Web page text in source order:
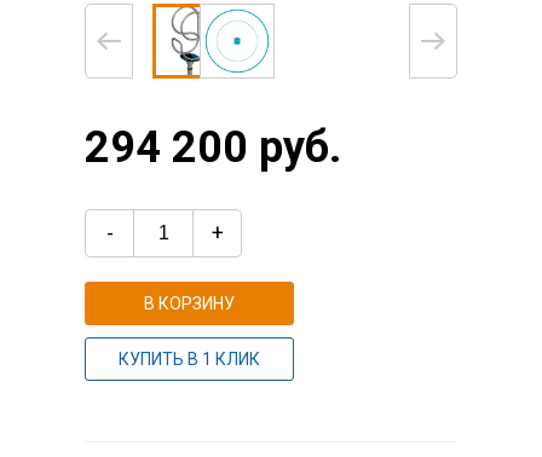
294 200 руб.
- +
В КОРЗИНУ
КУПИТЬ В 1 КЛИК